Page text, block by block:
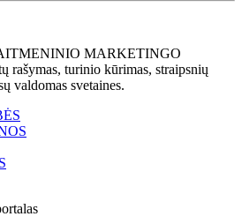
MARKETINGO
rašymas, turinio kūrimas, straipsnių
valdomas svetaines.